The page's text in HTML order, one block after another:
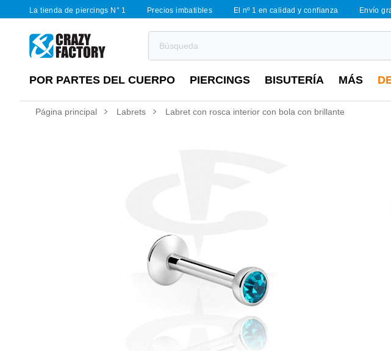
La tienda de piercings N° 1 Precios imbatibles El nº 1 en calidad y confianza Envío
POR PARTES DEL CUERPO PIERCINGS BISUTERÍA MÁS
Página principal Labrets Labret con rosca interior con bola con brillante